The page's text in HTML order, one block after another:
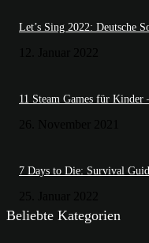
Let’s Sing 2022: Deutsche
11 Steam Games für
7 Days to Die: Survival
Beliebte Kategorien